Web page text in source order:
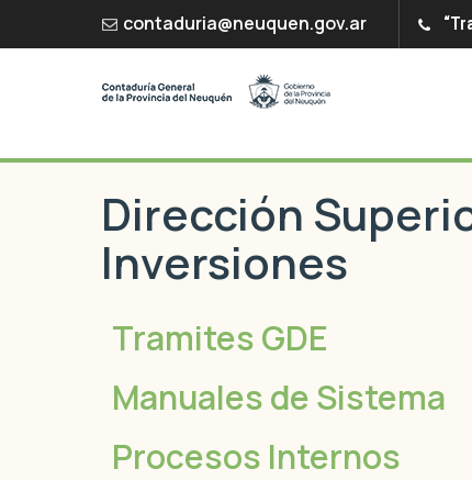
contaduria@neuquen.gov.ar
Dirección
Inversiones
Tramites GDE
Manuales de Sistema
Procesos Internos